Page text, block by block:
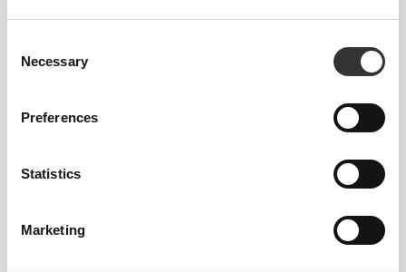
Selection
Necessary
Preferences
Statistics
Marketing
μεγαλύτερο μέγεθος για πιο χαλαρή εφαρμογή ή
προϊόντα μας είναι σχεδιασμένα να ταιριάζουν